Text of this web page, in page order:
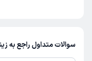
سوالات متداول راجع به